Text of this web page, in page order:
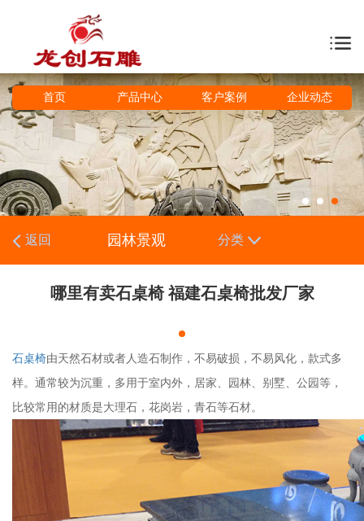
首页 产品中心 客户案例 企业动态
返回 园林景观 分类
哪里有卖石桌椅 福建石桌椅批发厂家
石桌椅由天然石材或者人造石制作，不易破损，不易风化，款式多
样。通常较为沉重，多用于室内外，居家、园林、别墅、公园等，
比较常用的材质是大理石，花岗岩，青石等石材。